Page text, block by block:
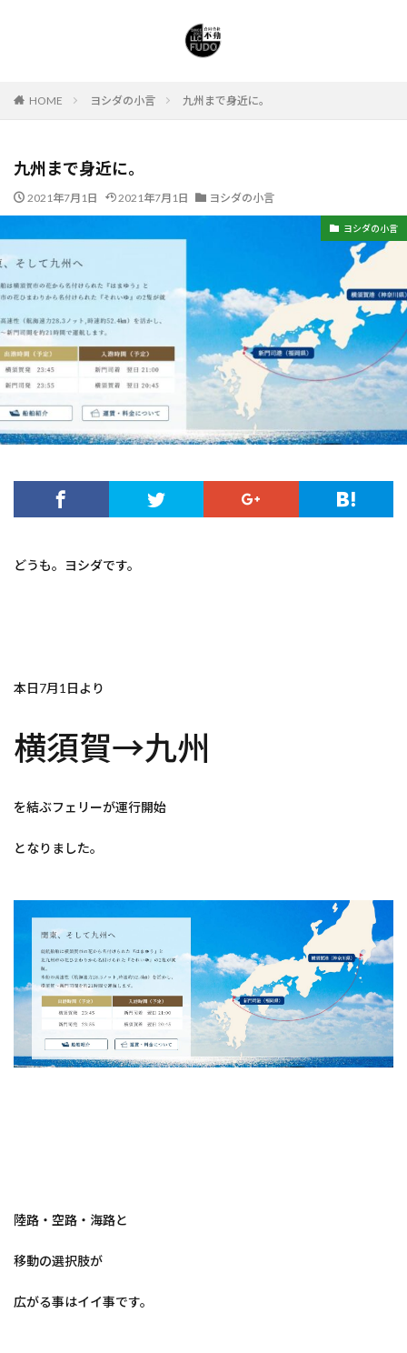
HOME ヨシダの小言 九州まで身近に。
九州まで身近に。
2021年7月1日 2021年7月1日 ヨシダの小言
ヨシダの小言
どうも。ヨシダです。
本日7月1日より
横須賀→九州
を結ぶフェリーが運行開始
となりました。
陸路・空路・海路と
移動の選択肢が
広がる事はイイ事です。